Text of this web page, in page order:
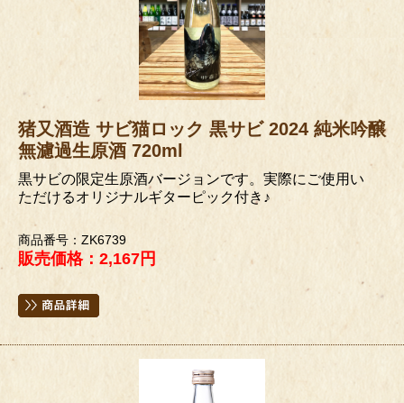
猪又酒造 サビ猫ロック 黒サビ 2024 純米吟醸
無濾過生原酒 720ml
黒サビの限定生原酒バージョンです。実際にご使用い
ただけるオリジナルギターピック付き♪
商品番号：ZK6739
販売価格：2,167円